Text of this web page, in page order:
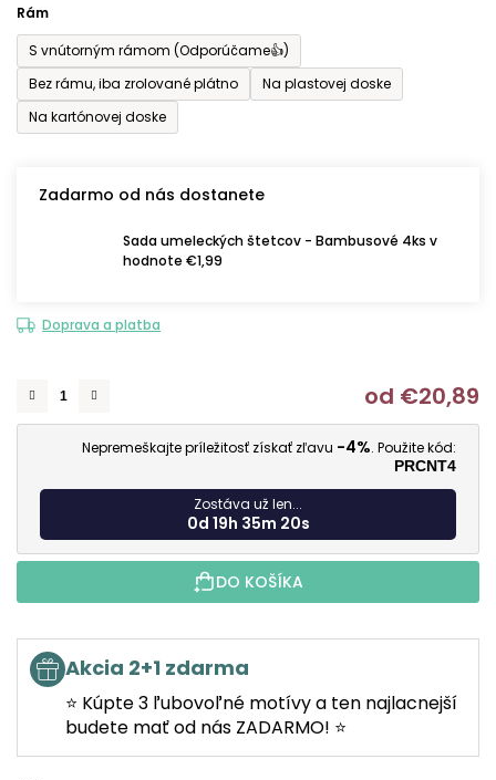
Rám
S vnútorným rámom (Odporúčame👍)
Bez rámu, iba zrolované plátno
Na plastovej doske
Na kartónovej doske
Zadarmo od nás dostanete
Sada umeleckých štetcov - Bambusové 4ks v
hodnote €1,99
Doprava a platba
od €20,89
Nepremeškajte príležitosť získať zľavu -4%. Použite kód:
PRCNT4
Zostáva už len...
0d 19h 35m 19s
DO KOŠÍKA
Akcia 2+1 zdarma
⭐ Kúpte 3 ľubovoľné motívy a ten najlacnejší
budete mať od nás ZADARMO! ⭐